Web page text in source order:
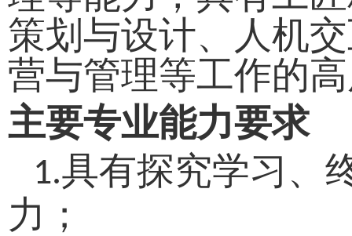
策划与设计、人机
营与管理等工作的
主要专业能力要求
1.具有探究学习、
力；